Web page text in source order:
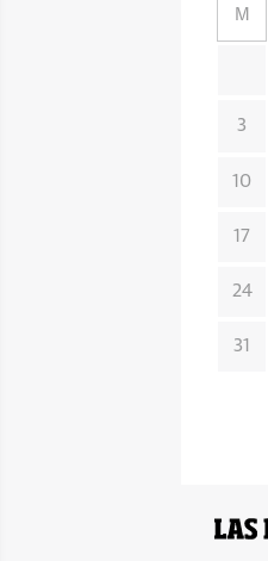
M
3
10
17
24
31